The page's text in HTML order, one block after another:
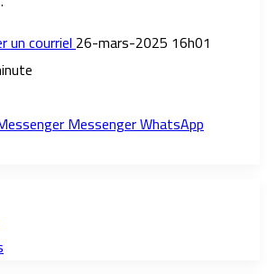
un courriel26-mars-2025 16h01
MessengerWhatsApp